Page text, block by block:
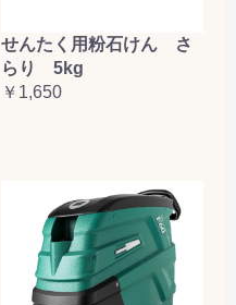
せんたく用粉石けん さ
らり 5kg
￥1,650